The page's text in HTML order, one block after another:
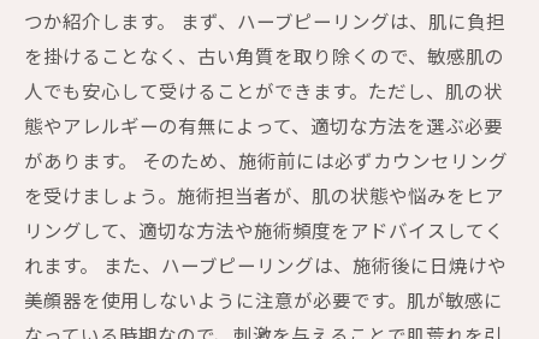
つか紹介します。 まず、ハーブピーリングは、肌に負担
を掛けることなく、古い角質を取り除くので、敏感肌の
人でも安心して受けることができます。ただし、肌の状
態やアレルギーの有無によって、適切な方法を選ぶ必要
があります。 そのため、施術前には必ずカウンセリング
を受けましょう。施術担当者が、肌の状態や悩みをヒア
リングして、適切な方法や施術頻度をアドバイスしてく
れます。 また、ハーブピーリングは、施術後に日焼けや
美顔器を使用しないように注意が必要です。肌が敏感に